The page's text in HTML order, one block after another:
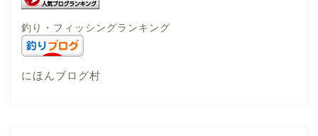
釣り・フィッシングランキング
にほんブログ村